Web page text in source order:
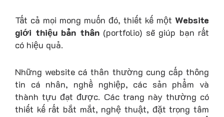
Tất cả mọi mong muốn đó, thiết kế một Website
giới thiệu bản thân(portfolio) sẽ giúp bạn rất
có hiệu quả.
Những website cá thân thường cung cấp thông
tin cá nhân, nghề nghiệp, các sản phẩm và
thành tựu đạt được. Các trang này thường có
thiết kế rất bắt mắt, nghệ thuật, đặt trọng tâm